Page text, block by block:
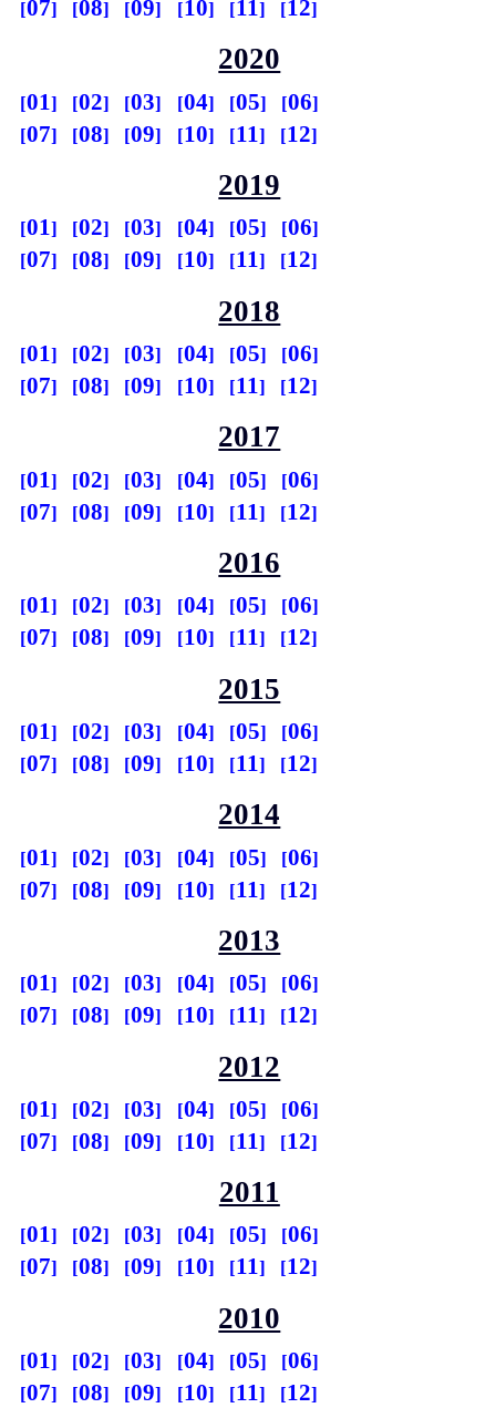
07 08 09 10 11 12
2020
01 02 03 04 05
06
07
08 09 10 11 12
2019
01 02 03 04 05
06
07
08 09 10 11 12
2018
01 02 03 04 05
06
07
08 09 10 11 12
2017
01 02 03 04 05
06
07
08 09 10 11 12
2016
01 02 03 04 05
06
07
08 09 10 11 12
2015
01 02 03 04 05
06
07
08 09 10 11 12
2014
01 02 03 04 05
06
07
08 09 10 11 12
2013
01 02 03 04 05
06
07
08 09 10 11 12
2012
01 02 03 04 05
06
07
08 09 10 11 12
2011
01 02 03 04 05
06
07
08 09 10 11 12
2010
01 02 03 04 05
06
07
08 09 10 11 12